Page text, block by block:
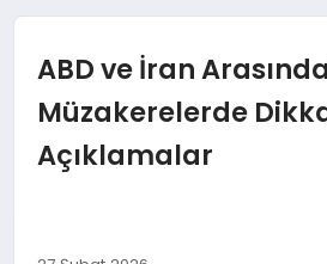
DÜNYA
EKONOMI
ABD ve İran
Müzakerelerde
Açıklamalar